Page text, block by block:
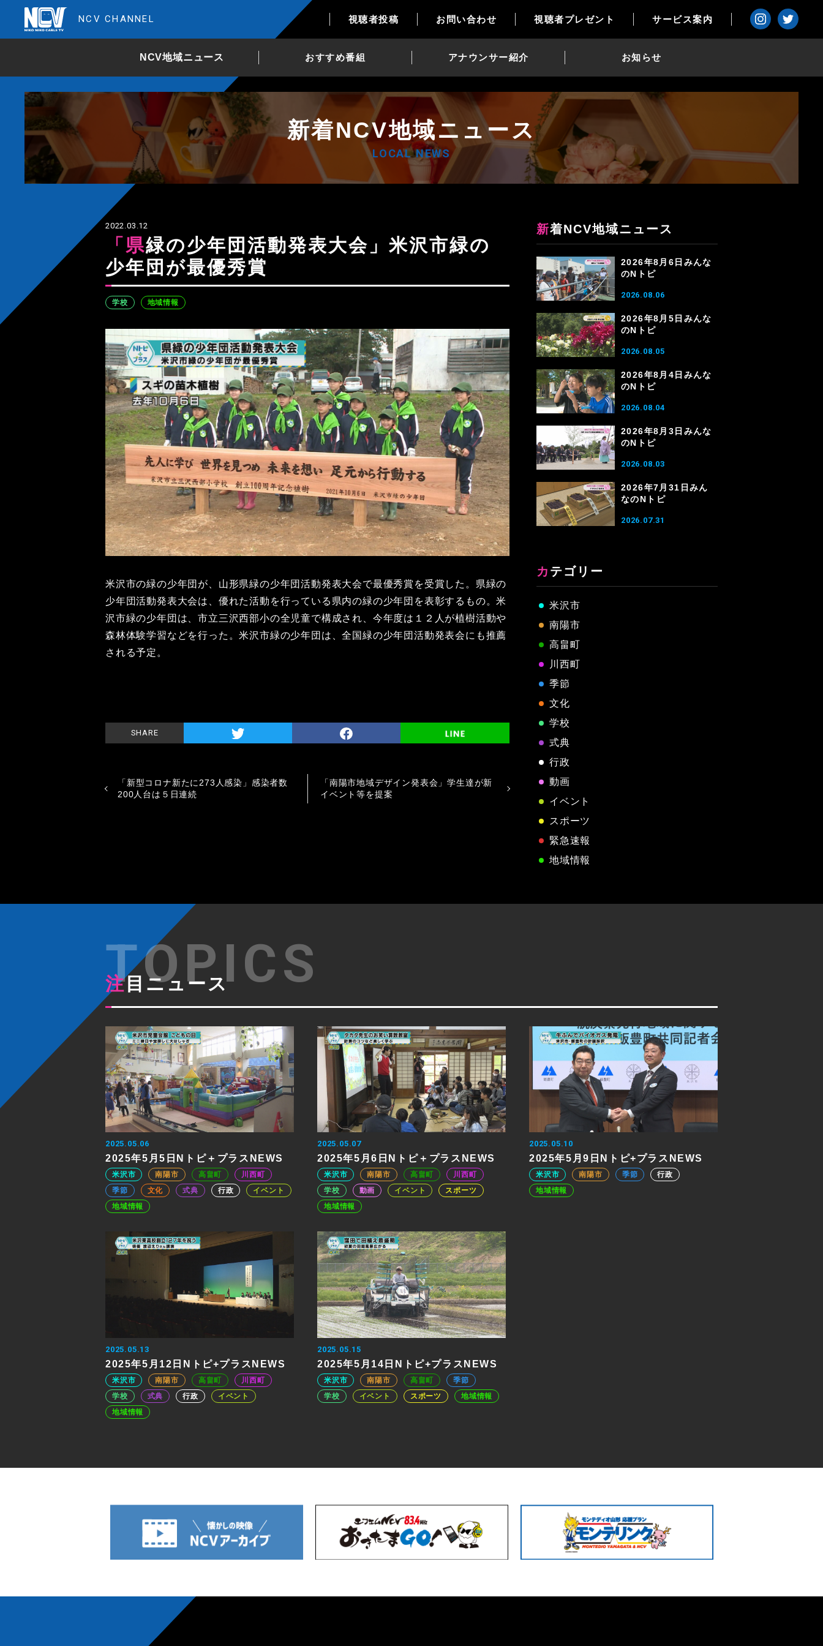
NCV CHANNEL 視聴者投稿 お問い合わせ 視聴者プレゼント サービス案内
NCV地域ニュース おすすめ番組 アナウンサー紹介 お知らせ
新着NCV地域ニュース
LOCAL NEWS
2022.03.12
「県緑の少年団活動発表大会」米沢市緑の
少年団が最優秀賞
学校 地域情報
米沢市の緑の少年団が、山形県緑の少年団活動発表大会で最優秀賞を受賞した。県緑の
少年団活動発表大会は、優れた活動を行っている県内の緑の少年団を表彰するもの。米
沢市緑の少年団は、市立三沢西部小の全児童で構成され、今年度は１２人が植樹活動や
森林体験学習などを行った。米沢市緑の少年団は、全国緑の少年団活動発表会にも推薦
される予定。
SHARE
「新型コロナ新たに273人感染」感染者数
200人台は５日連続
「南陽市地域デザイン発表会」学生達が新
イベント等を提案
新着NCV地域ニュース
2026年8月6日みんな
のNトピ
2026.08.06
2026年8月5日みんな
のNトピ
2026.08.05
2026年8月4日みんな
のNトピ
2026.08.04
2026年8月3日みんな
のNトピ
2026.08.03
2026年7月31日みん
なのNトピ
2026.07.31
カテゴリー
米沢市
南陽市
高畠町
川西町
季節
文化
学校
式典
行政
動画
イベント
スポーツ
緊急速報
地域情報
注目ニュース
2025.05.06
2025年5月5日Nトピ＋プラスNEWS
米沢市 南陽市 高畠町
川西町
季節
文化 式典 行政
イベント
地域情報
2025.05.07
2025年5月6日Nトピ＋プラスNEWS
米沢市 南陽市 高畠町
川西町
学校
動画 イベント
スポーツ
地域情報
2025.05.10
2025年5月9日Nトピ+プラスNEWS
米沢市 南陽市 季節
行政
地域情報
2025.05.13
2025年5月12日Nトピ+プラスNEWS
米沢市 南陽市 高畠町
川西町
学校
式典 行政
イベント
地域情報
2025.05.15
2025年5月14日Nトピ+プラスNEWS
米沢市 南陽市 高畠町
季節
学校
イベント スポーツ 地域情報